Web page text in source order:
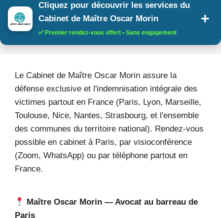
Cliquez pour découvrir les services du
Cabinet de Maître Oscar Morin
✅ Premier rendez-vous offert • Sans engagement
Le Cabinet de Maître Oscar Morin assure la
défense exclusive et l'indemnisation intégrale des
victimes partout en France (Paris, Lyon, Marseille,
Toulouse, Nice, Nantes, Strasbourg, et l'ensemble
des communes du territoire national). Rendez-vous
possible en cabinet à Paris, par visioconférence
(Zoom, WhatsApp) ou par téléphone partout en
France.
Maître Oscar Morin — Avocat au barreau de
Paris